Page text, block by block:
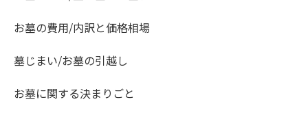
お墓の費用/内訳と価格相場
墓じまい/お墓の引越し
お墓に関する決まりごと